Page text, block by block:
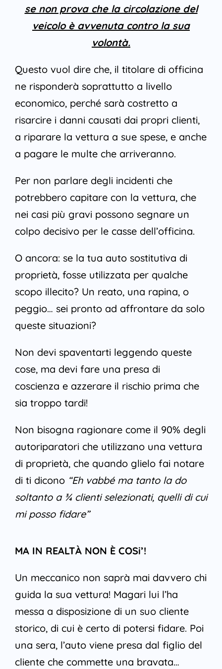
se non prova che la circolazione del
veicolo è avvenuta contro la sua
volontà.
Questo vuol dire che, il titolare di officina
ne risponderà soprattutto a livello
economico, perché sarà costretto a
risarcire i danni causati dai propri clienti,
a riparare la vettura a sue spese, e anche
a pagare le multe che arriveranno.
Per non parlare degli incidenti che
potrebbero capitare con la vettura, che
nei casi più gravi possono segnare un
colpo decisivo per le casse dell’officina.
O ancora: se la tua auto sostitutiva di
proprietà, fosse utilizzata per qualche
scopo illecito? Un reato, una rapina, o
peggio… sei pronto ad affrontare da solo
queste situazioni?
Non devi spaventarti leggendo queste
cose, ma devi fare una presa di
coscienza e azzerare il rischio prima che
sia troppo tardi!
Non bisogna ragionare come il 90% degli
autoriparatori che utilizzano una vettura
di proprietà, che quando glielo fai notare
di ti dicono “Eh vabbé ma tanto la do
soltanto a ¾ clienti selezionati, quelli di cui
mi posso fidare”
MA IN REALTÀ NON È COSi’!
Un meccanico non saprà mai davvero chi
guida la sua vettura! Magari lui l’ha
messa a disposizione di un suo cliente
storico, di cui è certo di potersi fidare. Poi
una sera, l’auto viene presa dal figlio del
cliente che commette una bravata…